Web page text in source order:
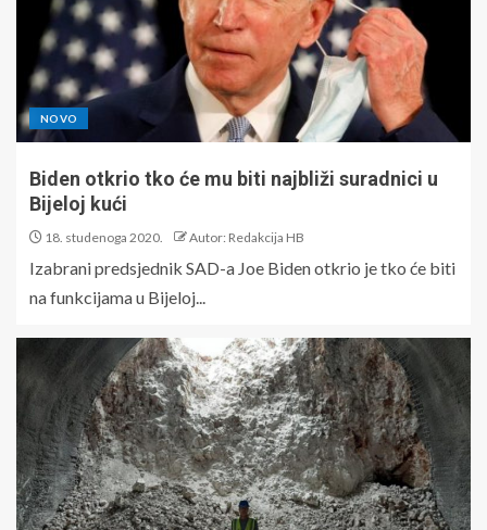
NOVO
Biden otkrio tko će mu biti najbliži suradnici u
Bijeloj kući
18. studenoga 2020. Autor: Redakcija HB
Izabrani predsjednik SAD-a Joe Biden otkrio je tko će biti
na funkcijama u Bijeloj...